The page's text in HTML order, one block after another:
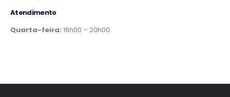
Atendimento
Quarta-feira: 16h00 – 20h00